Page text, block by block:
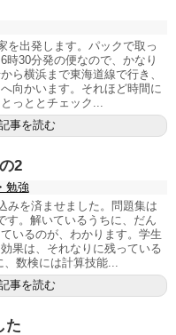
を出発します。パックで取っ
時30分発の便なので、かなり
ら横浜まで東海道線で行き、
向かいます。それほど時間に
っととチェック...
事を読む
2
勉強
みを済ませました。問題集は
す。解いているうちに、だん
いるのが、わかります。学生
果は、それなりに残っている
数検には計算技能...
事を読む
た